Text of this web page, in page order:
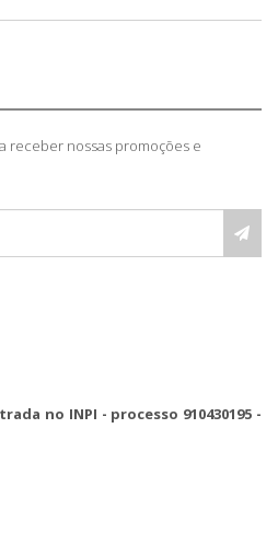
receber nossas promoções e
no INPI - processo 910430195 -